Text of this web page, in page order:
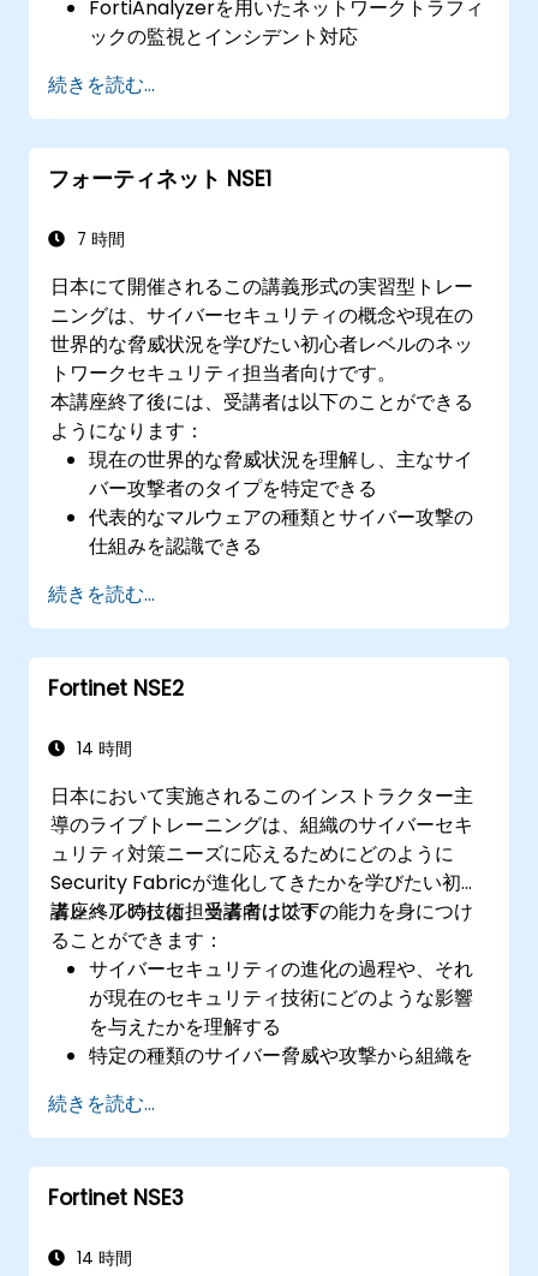
FortiAnalyzerを用いたネットワークトラフィ
ックの監視とインシデント対応
ポリシーの管理
予防的メンテナンス手法の実施とネットワー
ク問題のトラブルシューティング
続きを読む...
フォーティネット NSE1
7 時間
日本にて開催されるこの講義形式の実習型トレー
ニングは、サイバーセキュリティの概念や現在の
世界的な脅威状況を学びたい初心者レベルのネッ
トワークセキュリティ担当者向けです。
本講座終了後には、受講者は以下のことができる
ようになります：
現在の世界的な脅威状況を理解し、主なサイ
バー攻撃者のタイプを特定できる
代表的なマルウェアの種類とサイバー攻撃の
仕組みを認識できる
的防御アプローチの重要性を理解できる
フォーティネットのSecurity Fabricが現代の
サイバーセキュリティ課題にどのように対応
しているかを学べる
続きを読む...
Fortinet NSE2
14 時間
日本において実施されるこのインストラクター主
導のライブトレーニングは、組織のサイバーセキ
ュリティ対策ニーズに応えるためにどのように
Security Fabricが進化してきたかを学びたい初心
者レベルの技術担当者向けです。
講座終了時には、受講者は以下の能力を身につけ
ることができます：
サイバーセキュリティの進化の過程や、それ
が現在のセキュリティ技術にどのような影響
を与えたかを理解する
特定の種類のサイバー脅威や攻撃から組織を
サイバーインシデントに対して連携した対応
を行うため、Fortinetソリューション間の統
合および自動化機能を把握できる
続きを読む...
Fortinet NSE3
14 時間